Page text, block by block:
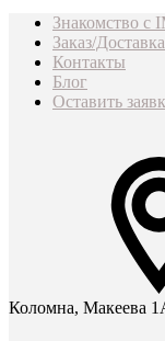
Знакомство с
Заказ/Доставка
Контакты
Блог
Оставить
Коломна, Макеева